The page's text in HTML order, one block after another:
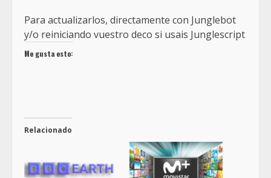
Para actualizarlos, directamente con Junglebot
y/o reiniciando vuestro deco si usais Junglescript
Me gusta esto:
Relacionado